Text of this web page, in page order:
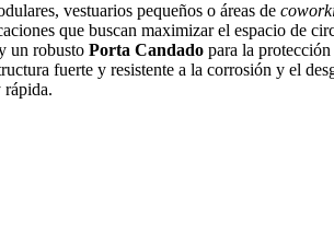
vestuarios pequeños o áreas de
que buscan maximizar el espacio de
un robusto Porta Candado para la protección
fuerte y resistente a la corrosión y el
rápida.